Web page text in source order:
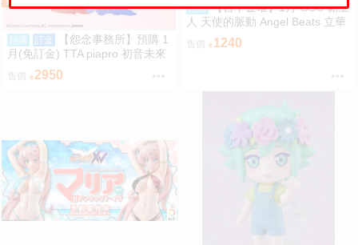
預購 訂金
【怨念事務所】預購 1
月(免訂金) TTA piapro 初音未來
PERIHAPI! 換裝小公仔集2 中盒
0829
售價 2950
預購 【台中金曜】1月 GSC 黏土
人 天使的脈動 Angel Beats 立華
奏 再版 0904
售價 1240